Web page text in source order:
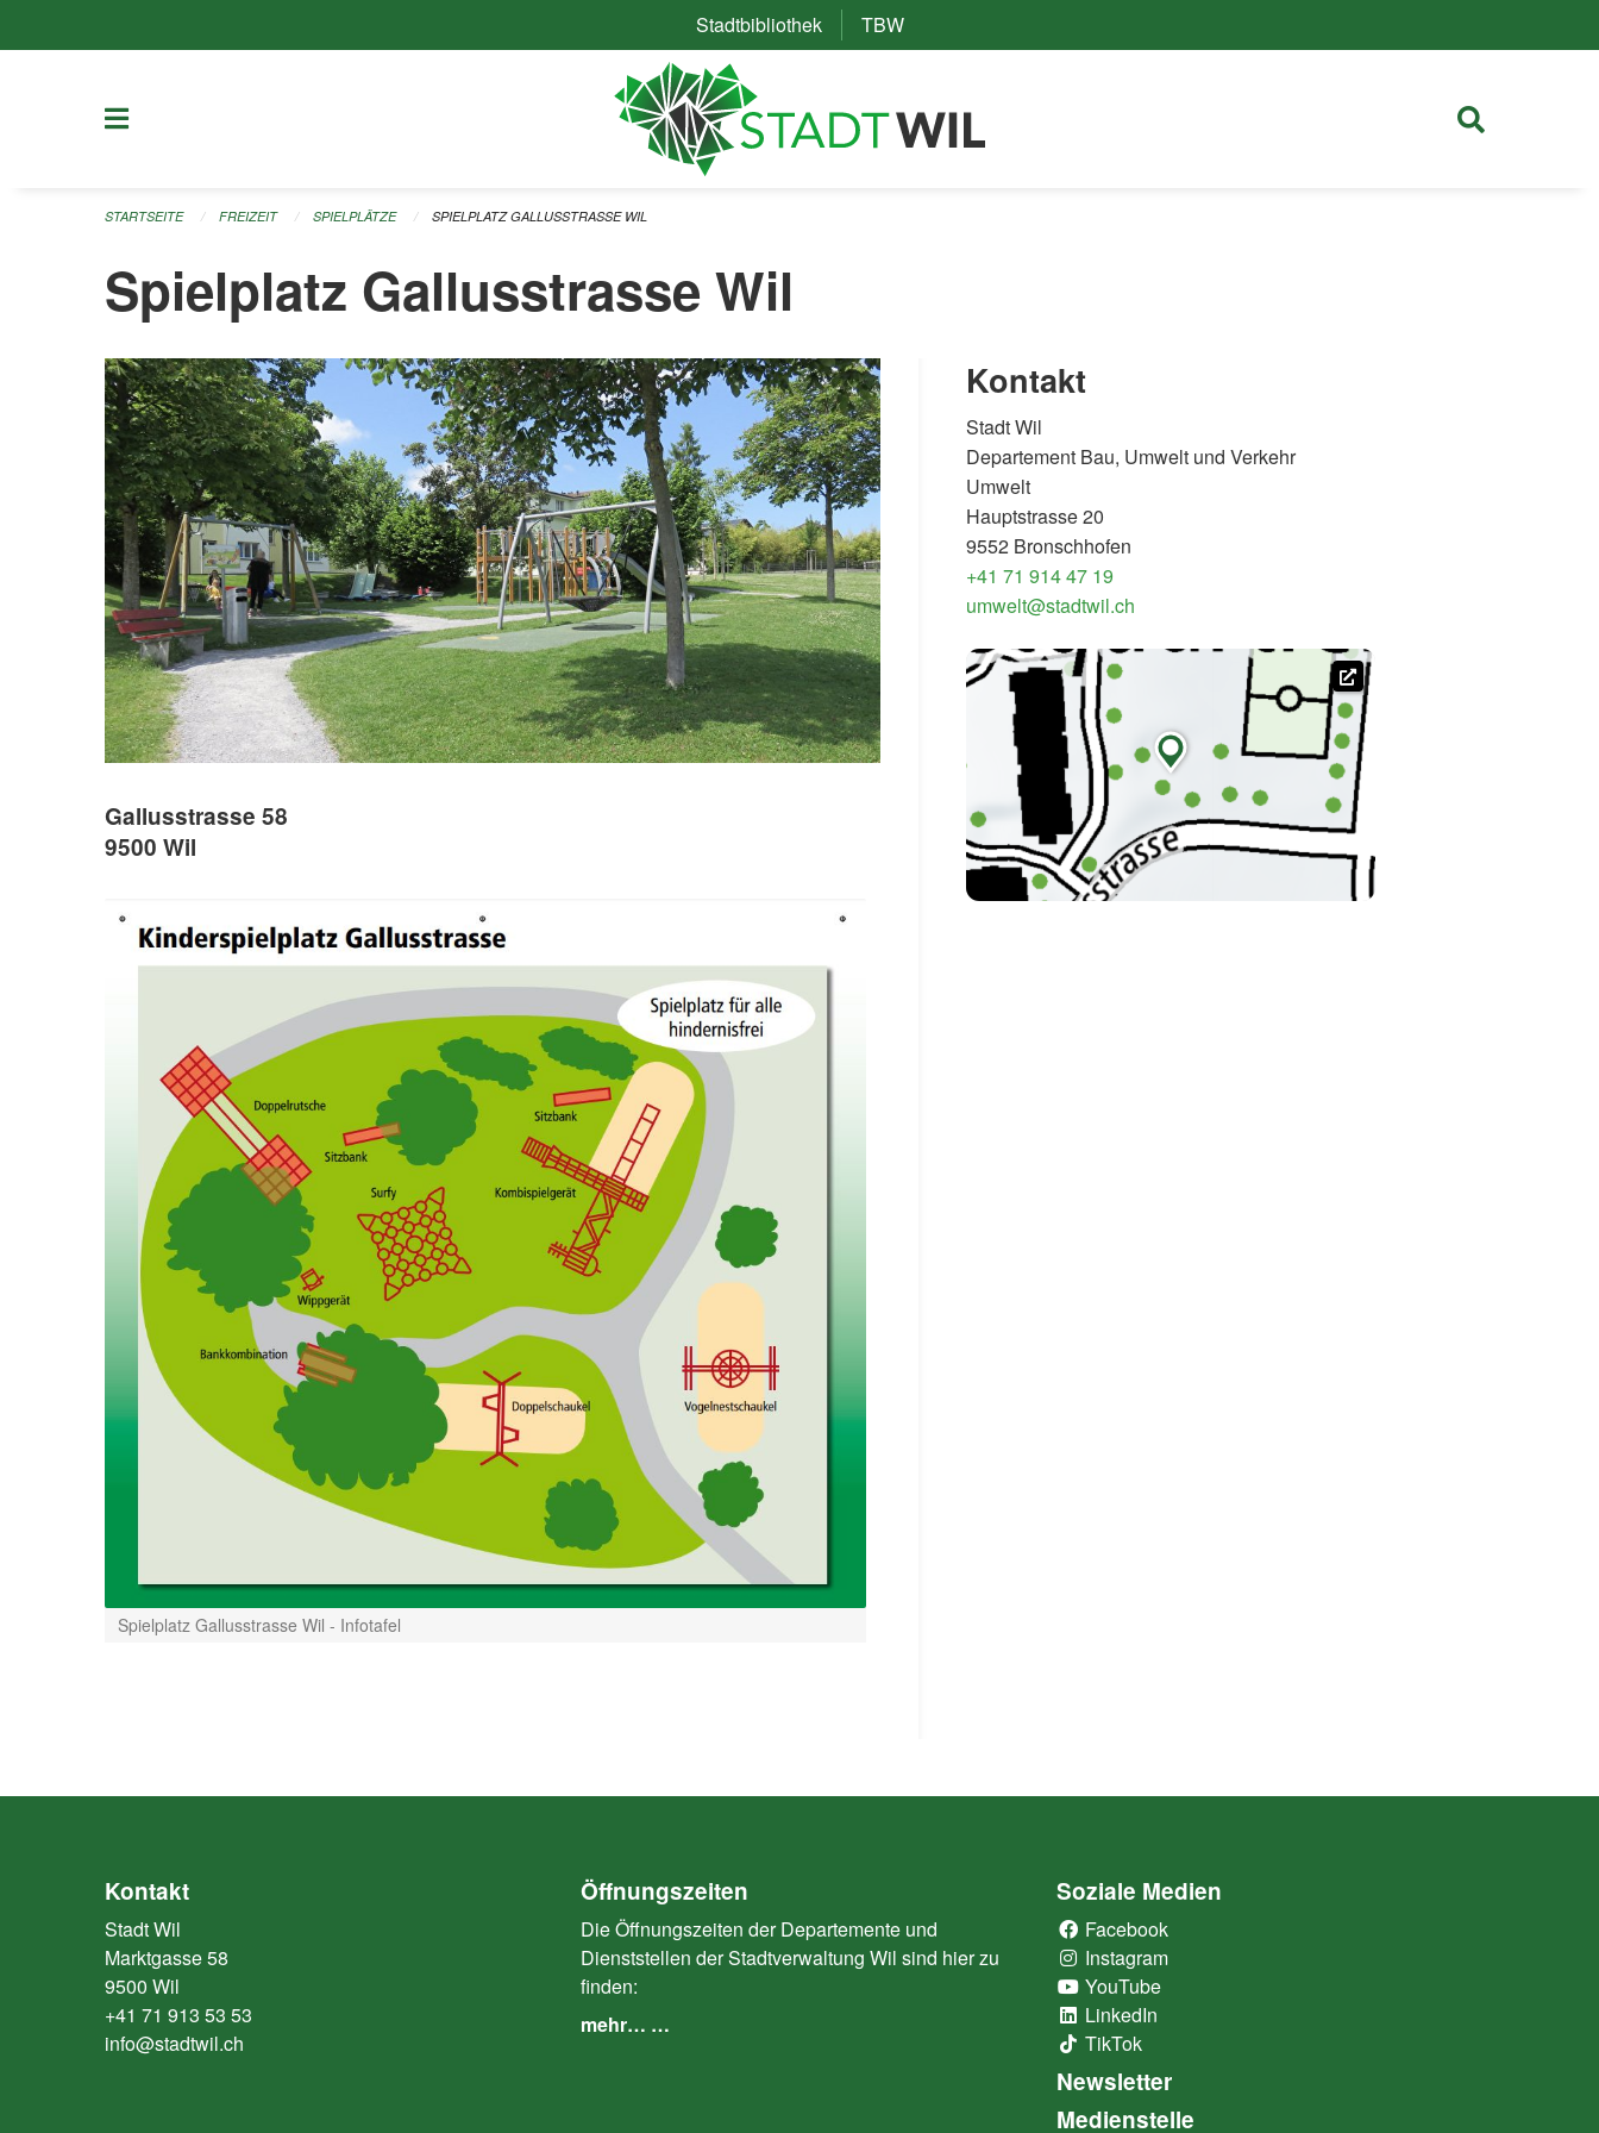
Stadtbibliothek(External Link)
TBW(External Link)
STARTSEITE FREIZEIT SPIELPLÄTZE SPIELPLATZ GALLUSSTRASSE WIL
Spielplatz Gallusstrasse Wil
Gallusstrasse 58
9500 Wil
Spielplatz Gallusstrasse Wil - Infotafel
Kontakt
Stadt Wil
Departement Bau, Umwelt und Verkehr
Umwelt
Hauptstrasse 20
9552 Bronschhofen
+41 71 914 47 19
umwelt@stadtwil.ch

Kontakt
Stadt Wil
Marktgasse 58
9500 Wil
+41 71 913 53 53
info@stadtwil.ch
Öffnungszeiten
Die Öffnungszeiten der Departemente und
Dienststellen der Stadtverwaltung Wil sind hier zu
finden:
mehr… …
Soziale Medien
Facebook
Instagram
YouTube
LinkedIn
TikTok
Newsletter
Medienstelle